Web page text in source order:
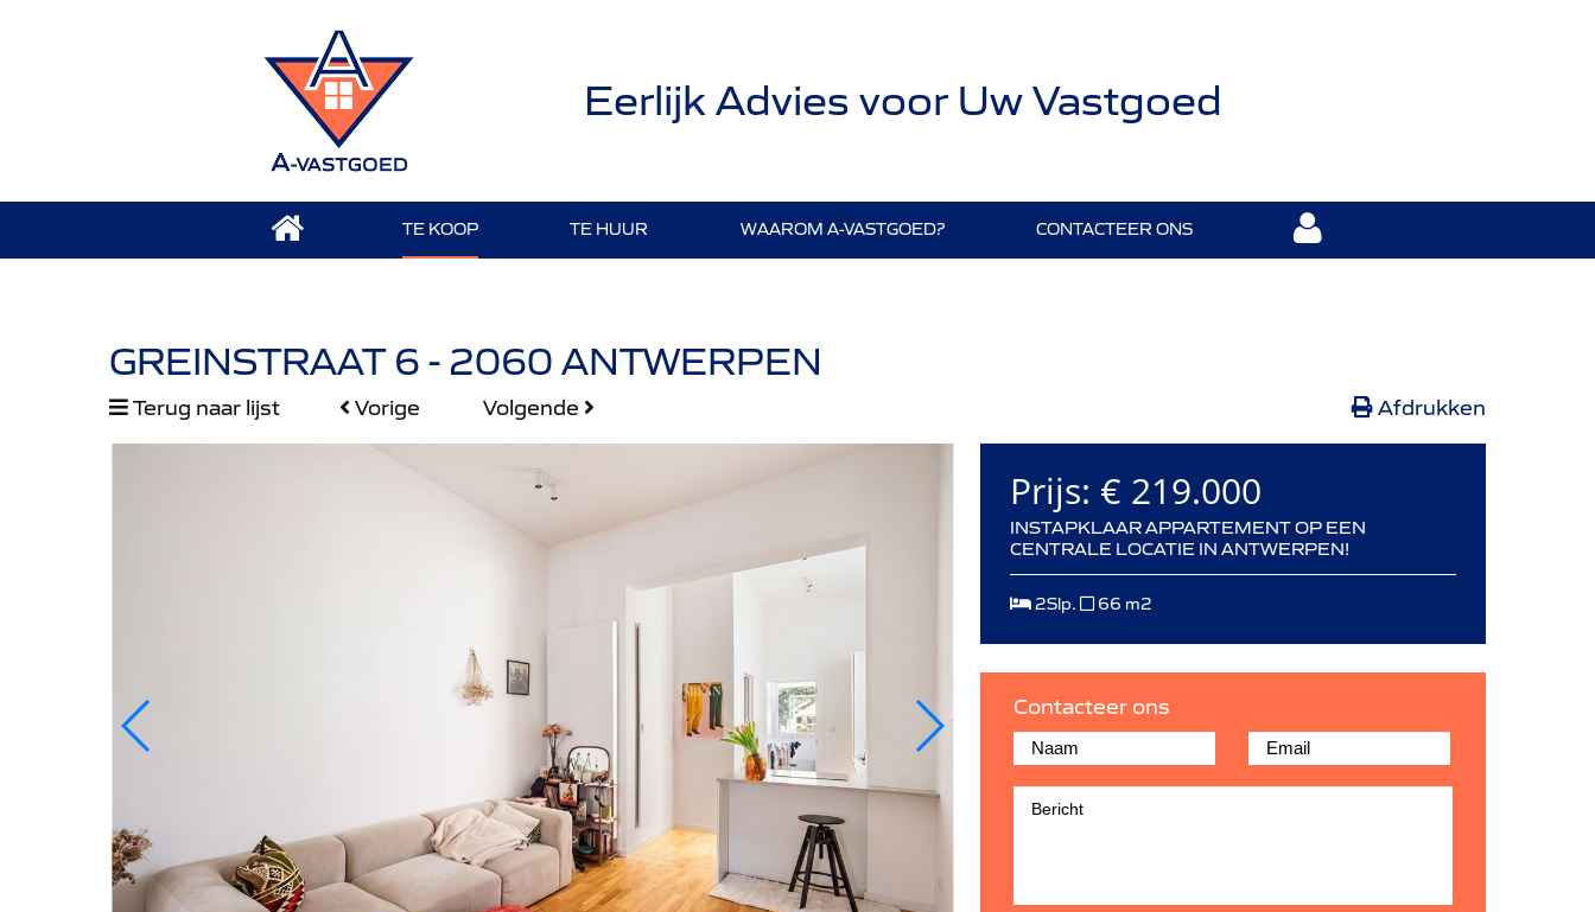
Eerlijk Advies voor Uw Vastgoed
TE KOOP TE HUUR WAAROM A-VASTGOED? CONTACTEER ONS
GREINSTRAAT 6 - 2060 ANTWERPEN
Afdrukken
Terug naar lijst Vorige Volgende
Prijs: € 219.000
INSTAPKLAAR APPARTEMENT OP EEN
CENTRALE LOCATIE IN ANTWERPEN!
2Slp. 66 m2
Contacteer ons